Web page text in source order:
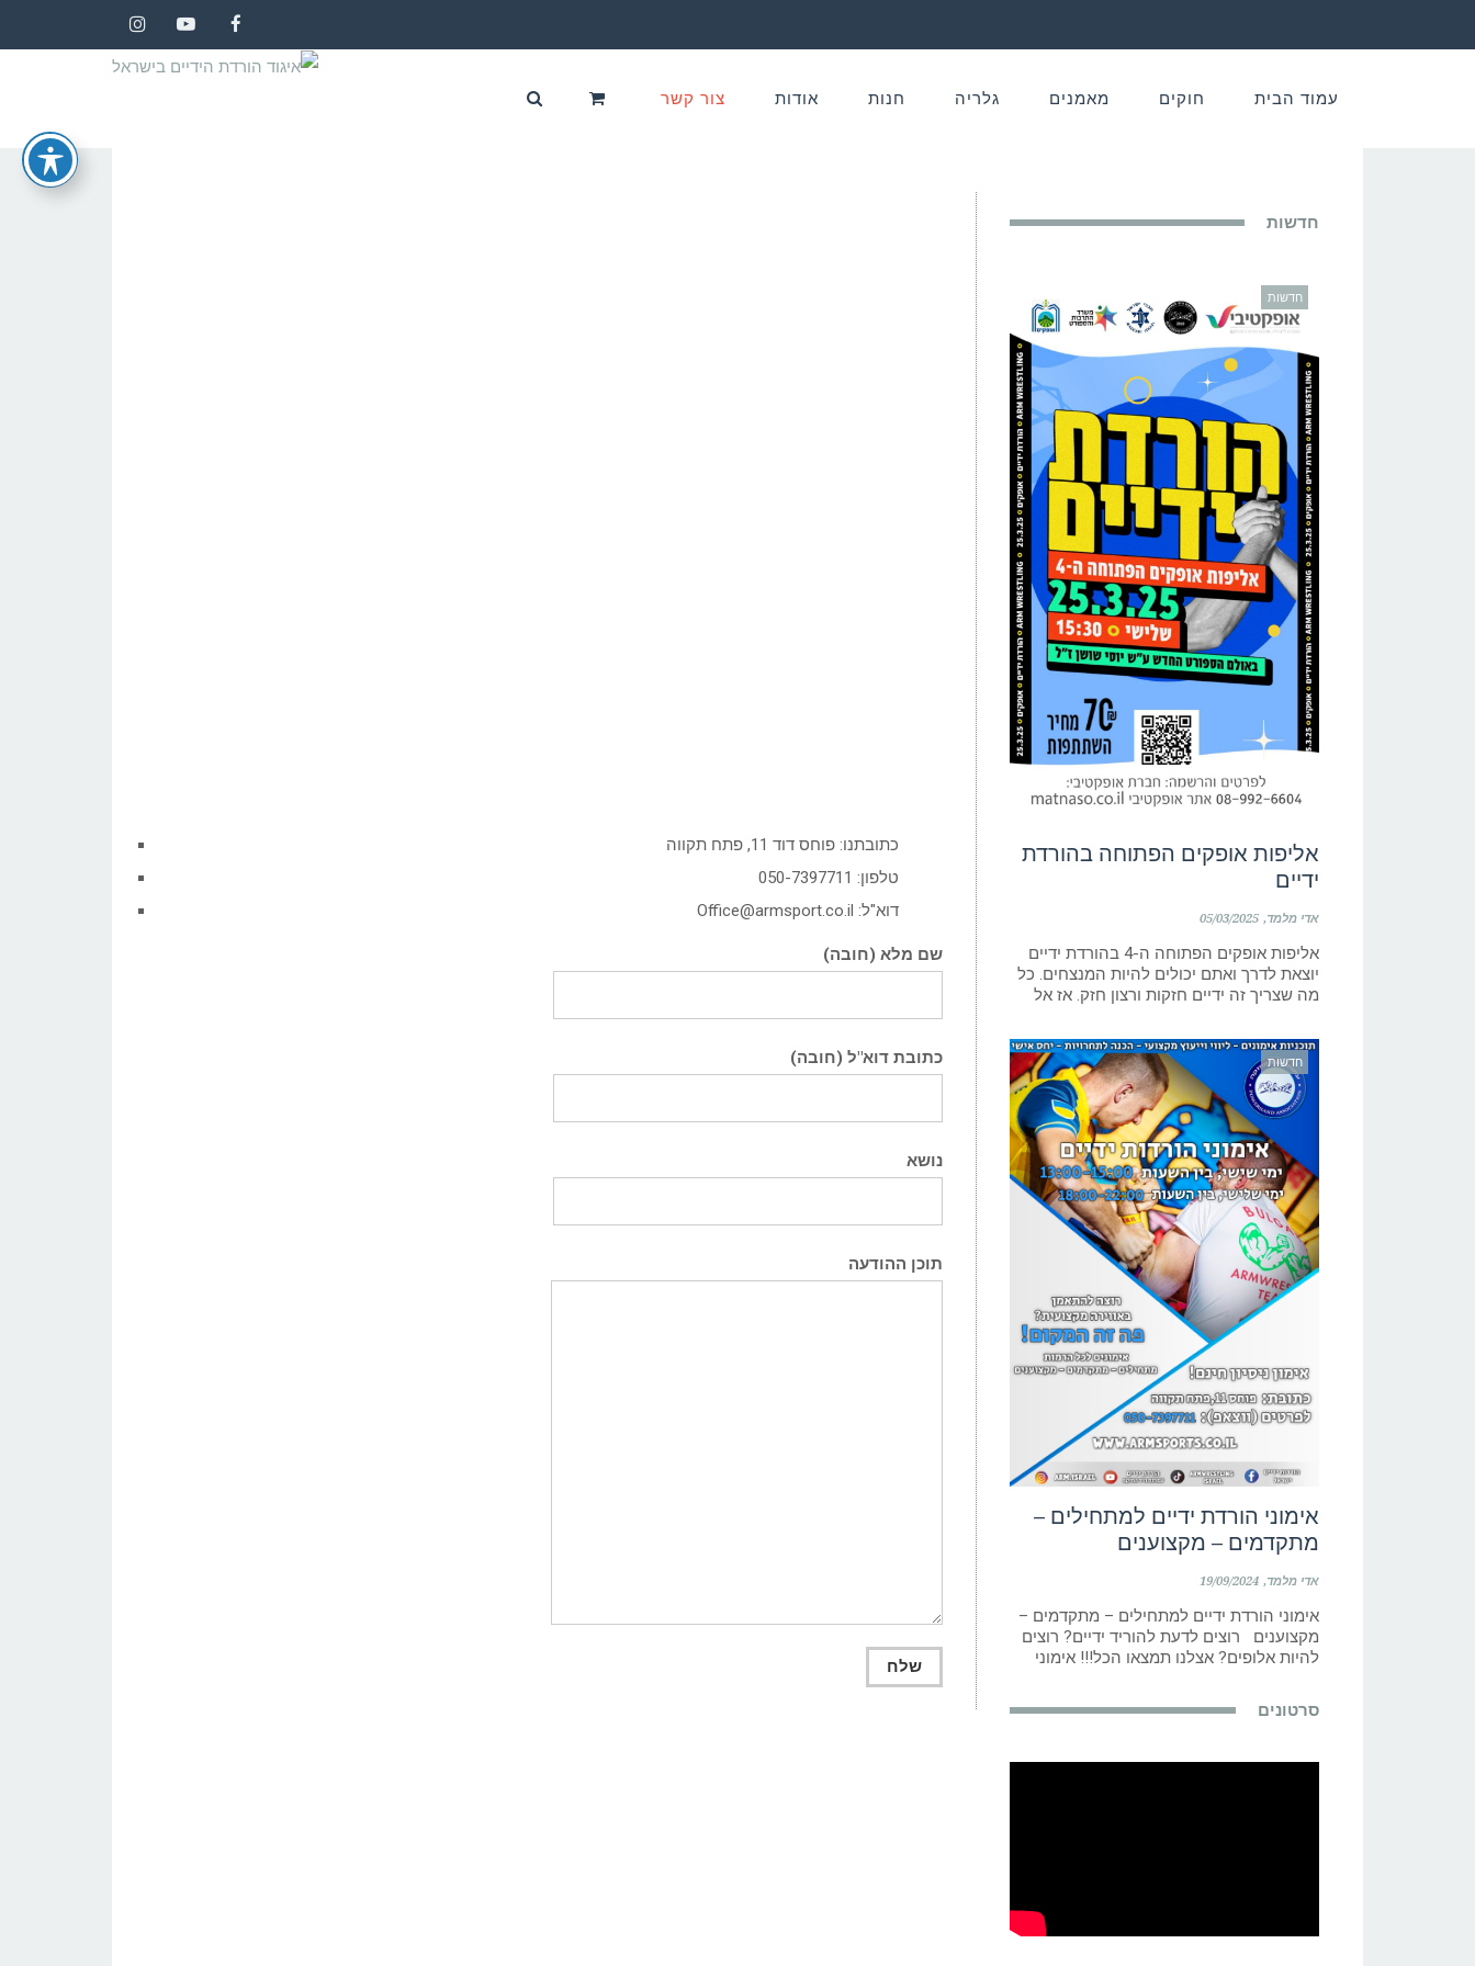
Facebook
YouTube
Instagram
עמוד הבית חוקים מאמנים גלריה חנות אודות צור קשר
כתובתנו: פוחס דוד 11, פתח תקווה
טלפון: 050-7397711
Office@armsport.co.il :דוא"ל
(שם מלא (חובה
(כתובת דוא"ל (חובה
נושא
תוכן ההודעה
חדשות
חדשות
אליפות אופקים הפתוחה בהורדת
ידיים
אדי מלמד 05/03/2025
אליפות אופקים הפתוחה ה-4 בהורדת ידיים
יוצאת לדרך ואתם יכולים להיות המנצחים. כל
מה שצריך זה ידיים חזקות ורצון חזק. אז אל
חדשות
אימוני הורדת ידיים למתחילים –
מתקדמים – מקצוענים
אדי מלמד 19/09/2024
אימוני הורדת ידיים למתחילים – מתקדמים –
מקצוענים רוצים לדעת להוריד ידיים? רוצים
להיות אלופים? אצלנו תמצאו הכל!!! אימוני
סרטונים